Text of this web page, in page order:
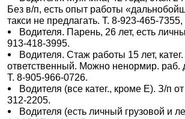
Без в/п, есть опыт работы
такси не предлагать. Т. 8-923-465-
Водителя. Парень, 26 лет, есть
913-418-3995.
Водителя. Стаж работы 15 лет,
ответственный. Можно ненормир. раб.
Т. 8-905-966-0726.
Водителя (все катег., кроме Е). З/п
312-2205.
Водителя (есть личный грузовой и